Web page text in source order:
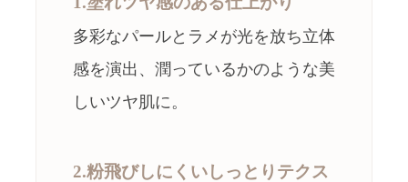
多彩なパールとラメが光を放ち立体
感を演出、潤っているかのような美
しいツヤ肌に。
2.粉飛びしにくいしっとりテクス